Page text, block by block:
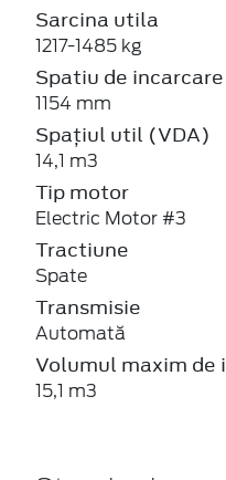
Sarcina utila
1217-1485 kg
Spatiu de
1154 mm
Spațiul util (VDA)
14,1 m3
Tip motor
Electric Motor #3
Tractiune
Spate
Transmisie
Automată
Volumul maxim de
15,1 m3